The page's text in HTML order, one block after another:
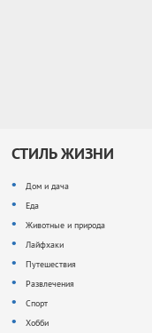
СТИЛЬ ЖИЗНИ
Дом и дача
Еда
Животные и природа
Лайфхаки
Путешествия
Развлечения
Спорт
Хобби